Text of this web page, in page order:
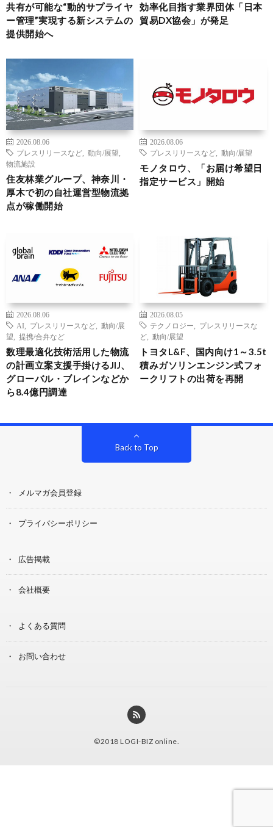
共有が可能な“動的サプライヤ
ー管理”実現する新システムの
提供開始へ
効率化目指す業界団体「日本
貿易DX協会」が発足
2026.08.06
プレスリリースなど
動向/展望
物流施設
住友林業グループ、神奈川・
厚木で初の自社運営型物流拠
点が稼働開始
2026.08.06
プレスリリースなど
動向/展望
モノタロウ、「お届け希望日
指定サービス」開始
2026.08.06
AI
プレスリリースなど
動向/展
望
提携/合弁など
数理最適化技術活用した物流
の計画立案支援手掛けるJIJ、
グローバル・ブレインなどか
ら8.4億円調達
2026.08.05
テクノロジー
プレスリリースな
ど
動向/展望
トヨタL&F、国内向け1～3.5t
積みガソリンエンジン式フォ
ークリフトの出荷を再開
Back to Top
メルマガ会員登録
プライバシーポリシー
広告掲載
会社概要
よくある質問
お問い合わせ
©2018 LOGI-BIZ online